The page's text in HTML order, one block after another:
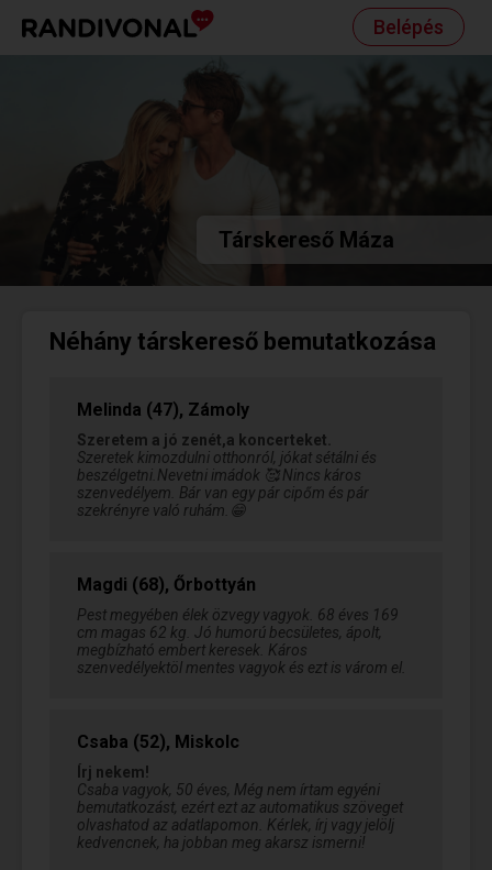
Belépés
Társkereső Máza
Néhány társkereső bemutatkozása
Melinda (47), Zámoly
Szeretem a jó zenét,a koncerteket.
Szeretek kimozdulni otthonról, jókat sétálni és
beszélgetni.Nevetni imádok 🥰 Nincs káros
szenvedélyem. Bár van egy pár cipőm és pár
szekrényre való ruhám.😁
Magdi (68), Őrbottyán
Pest megyében élek özvegy vagyok. 68 éves 169
cm magas 62 kg. Jó humorú becsületes, ápolt,
megbízható embert keresek. Káros
szenvedélyektöl mentes vagyok és ezt is várom el.
Csaba (52), Miskolc
Írj nekem!
Csaba vagyok, 50 éves, Még nem írtam egyéni
bemutatkozást, ezért ezt az automatikus szöveget
olvashatod az adatlapomon. Kérlek, írj vagy jelölj
kedvencnek, ha jobban meg akarsz ismerni!